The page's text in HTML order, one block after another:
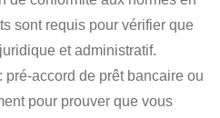
sont requis pour vérifier que
et administratif.
: pré-accord de prêt bancaire ou
pour prouver que vous